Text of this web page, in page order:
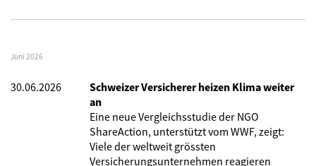
Juni 2026
30.06.2026
Schweizer Versicherer heizen Klima weiter
an
Eine neue Vergleichsstudie der NGO
ShareAction, unterstützt vom WWF, zeigt:
Viele der weltweit grössten
Versicherungsunternehmen reagieren